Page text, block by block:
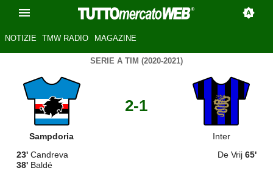
NOTIZIE TMW RADIO MAGAZINE
SERIE A TIM (2020-2021)
Sampdoria
2-1
Inter
23' Candreva
38' Baldé
De Vrij 65'